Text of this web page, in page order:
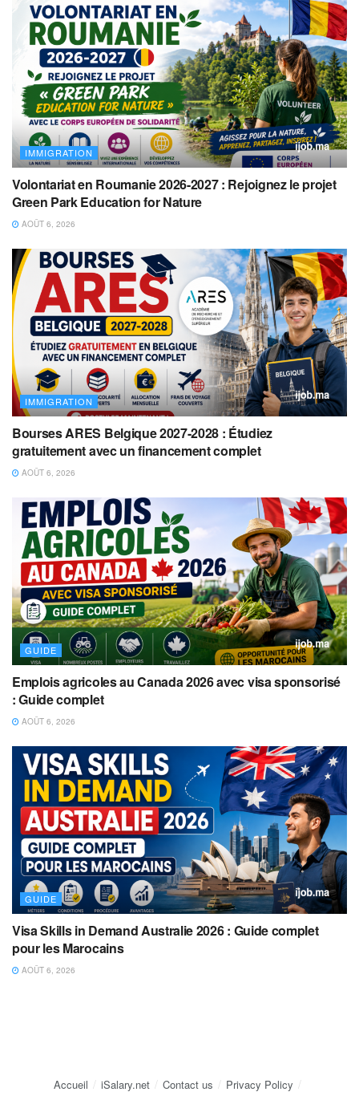
IMMIGRATION
Volontariat en Roumanie 2026-2027 : Rejoignez le projet
Green Park Education for Nature
AOÛT 6, 2026
IMMIGRATION
Bourses ARES Belgique 2027-2028 : Étudiez
gratuitement avec un financement complet
AOÛT 6, 2026
GUIDE
Emplois agricoles au Canada 2026 avec visa sponsorisé
: Guide complet
AOÛT 6, 2026
GUIDE
Visa Skills in Demand Australie 2026 : Guide complet
pour les Marocains
AOÛT 6, 2026
Accueil iSalary.net Contact us
Privacy Policy